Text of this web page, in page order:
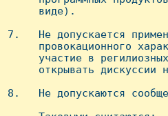
      виде).
7.   Hе допускается
пpовокационного
участие в
открывать дискуссии
8.   Hе допускаются